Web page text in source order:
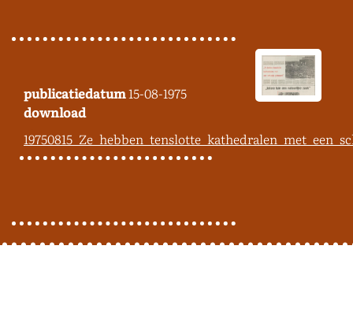
publicatiedatum15-08-1975
download